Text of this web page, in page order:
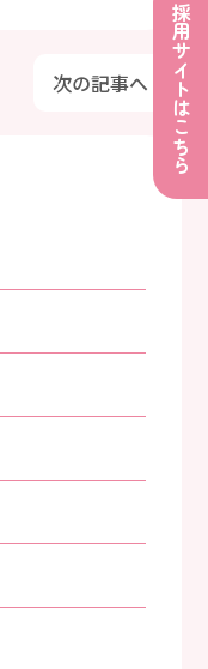
次の記事へ 採用サイトはこちら